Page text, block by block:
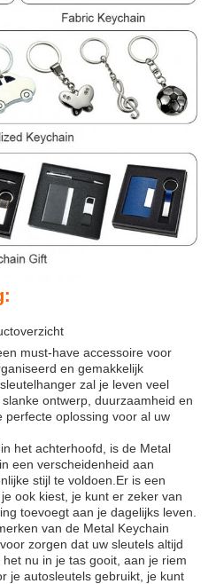
must-have accessoire voor
en gemakkelijk
zal je leven veel
ontwerp, duurzaamheid en
oplossing voor al uw
het achterhoofd, is de Metal
een verscheidenheid aan
stijl te voldoen.Er is een
ook kiest, je kunt er zeker van
toevoegt aan je dagelijks leven.
van de Metal Keychain
zorgen dat uw sleutels altijd
nu in je tas gooit, aan je riem
je autosleutels gebruikt, je kunt